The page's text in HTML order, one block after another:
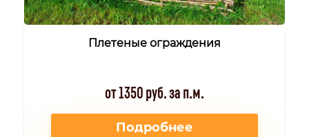
Плетеные ограждения
от 1350 руб. за п.м.
Подробнее